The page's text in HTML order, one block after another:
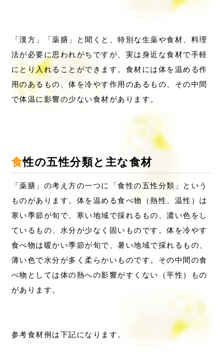
「漢方」「薬膳」と聞くと、特別な生薬や食材、料理
法が必要に思われがちですが、実は身近な食材で手軽
にとり入れることができます。食材には体を温める作
用のあるもの、体を冷やす作用のあるもの、その中間
で体温に影響の少ない食材があります。
食性の五性分類と主な食材
「薬膳」の考え方の一つに「食性の五性分類」という
ものがあります。体を温める食べ物（熱性、温性）は
寒い季節が旬で、寒い地域で採れるもの、濃い色をし
ているもの、水分が少なく固いものです。体を冷やす
食べ物は暖かい季節が旬で、暑い地域で採れるもの、
薄い色で水分が多く柔らかいものです。その中間の食
べ物としては体の熱への影響がすくない（平性）もの
があります。
参考食材例は下記になります。